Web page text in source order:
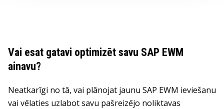
Vai esat gatavi optimizēt savu SAP EWM
ainavu?
Neatkarīgi no tā, vai plānojat jaunu SAP EWM ieviešanu
vai vēlaties uzlabot savu pašreizējo noliktavas